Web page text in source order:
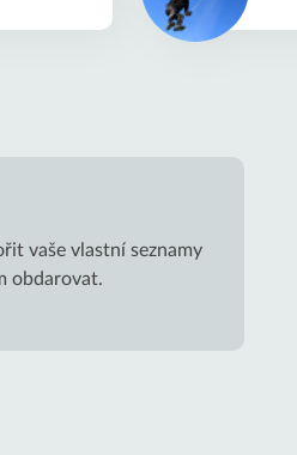
vaše vlastní seznamy
obdarovat.